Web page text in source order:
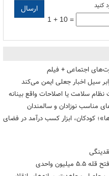
کنید
1 + 10 =
اجتماعی + فیلم
سیل اخبار جعلی ایمن می‌کند
سلامت یا اصلاحات واقع بینانه
مناسب نوزادان و سالمندان
کودکان، ابزار کسب درآمد در فضای